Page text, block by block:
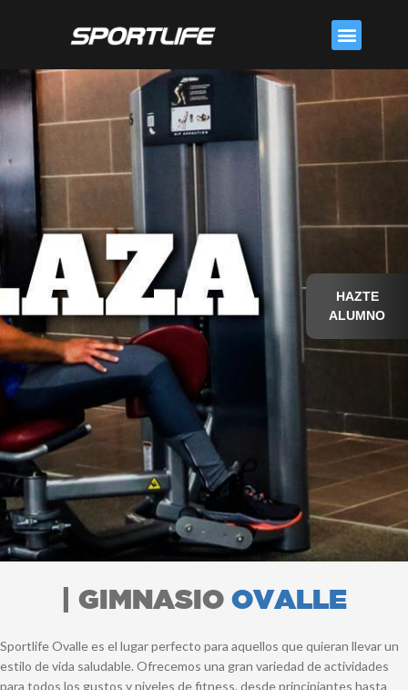
Menu
| GIMNASIO OVALLE
Sportlife Ovalle es el lugar perfecto para aquellos que quieran llevar un
estilo de vida saludable. Ofrecemos una gran variedad de actividades
para todos los gustos y niveles de fitness, desde principiantes hasta
HAZTE
ALUMNO